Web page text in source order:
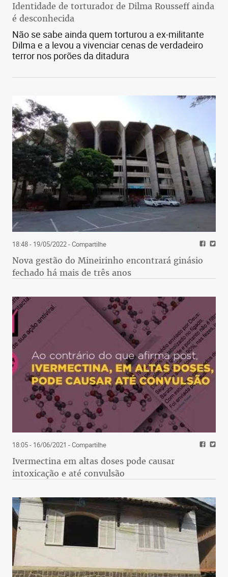
Identidade de torturador de Dilma Rousseff ainda
é desconhecida
Não se sabe ainda quem torturou a ex-militante
Dilma e a levou a vivenciar cenas de verdadeiro
terror nos porões da ditadura
18:48 - 19/05/2022- Compartilhe
Nova gestão do Mineirinho encontrará ginásio
fechado há mais de três anos
18:05 - 16/06/2021 - Compartilhe
Ivermectina em altas doses pode causar
intoxicação e até convulsão